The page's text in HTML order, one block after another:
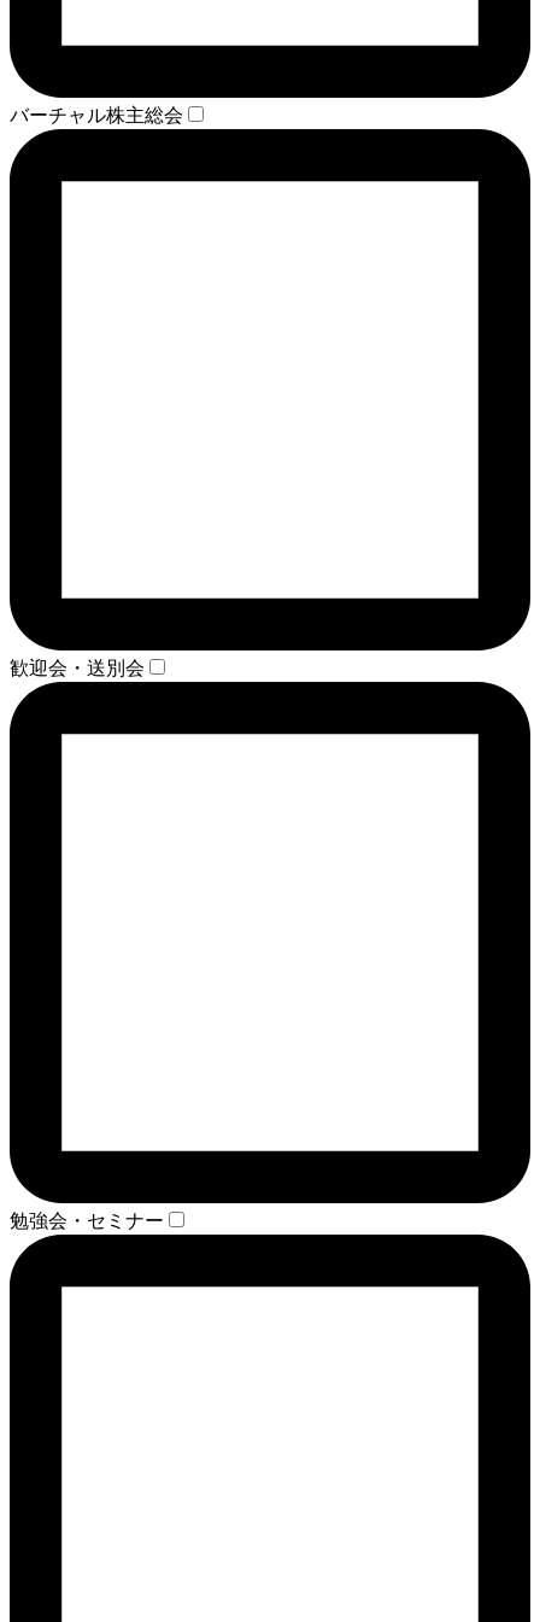
バーチャル株主総会
歓迎会・送別会
勉強会・セミナー